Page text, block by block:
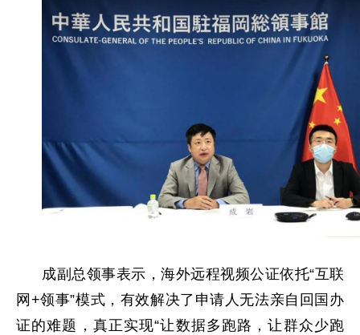
成副总领事表示，海外远程视频公证依托“互联
网+领事”模式，有效解决了申请人无法亲自回国办
证的难题，真正实现“让数据多跑路，让群众少跑